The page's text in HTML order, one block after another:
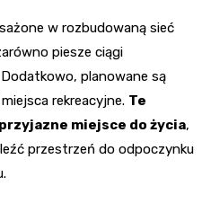
w rozbudowaną sieć
piesze ciągi
planowane są
rekreacyjne. Te
miejsce do życia,
przestrzeń do odpoczynku